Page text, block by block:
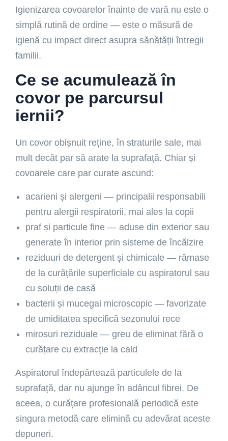
Igienizarea covoarelor înainte de vară nu este o
simplă rutină de ordine — este o măsură de
igienă cu impact direct asupra sănătății întregii
familii.
Ce se acumulează în
covor pe parcursul
iernii?
Un covor obișnuit reține, în straturile sale, mai
mult decât par să arate la suprafață. Chiar și
covoarele care par curate ascund:
acarieni și alergeni — principalii responsabili
pentru alergii respiratorii, mai ales la copii
praf și particule fine — aduse din exterior sau
generate în interior prin sisteme de încălzire
reziduuri de detergent și chimicale — rămase
de la curățările superficiale cu aspiratorul sau
cu soluții de casă
bacterii și mucegai microscopic — favorizate
de umiditatea specifică sezonului rece
mirosuri reziduale — greu de eliminat fără o
curățare cu extracție la cald
Aspiratorul îndepărtează particulele de la
suprafață, dar nu ajunge în adâncul fibrei. De
aceea, o curățare profesională periodică este
singura metodă care elimină cu adevărat aceste
depuneri.